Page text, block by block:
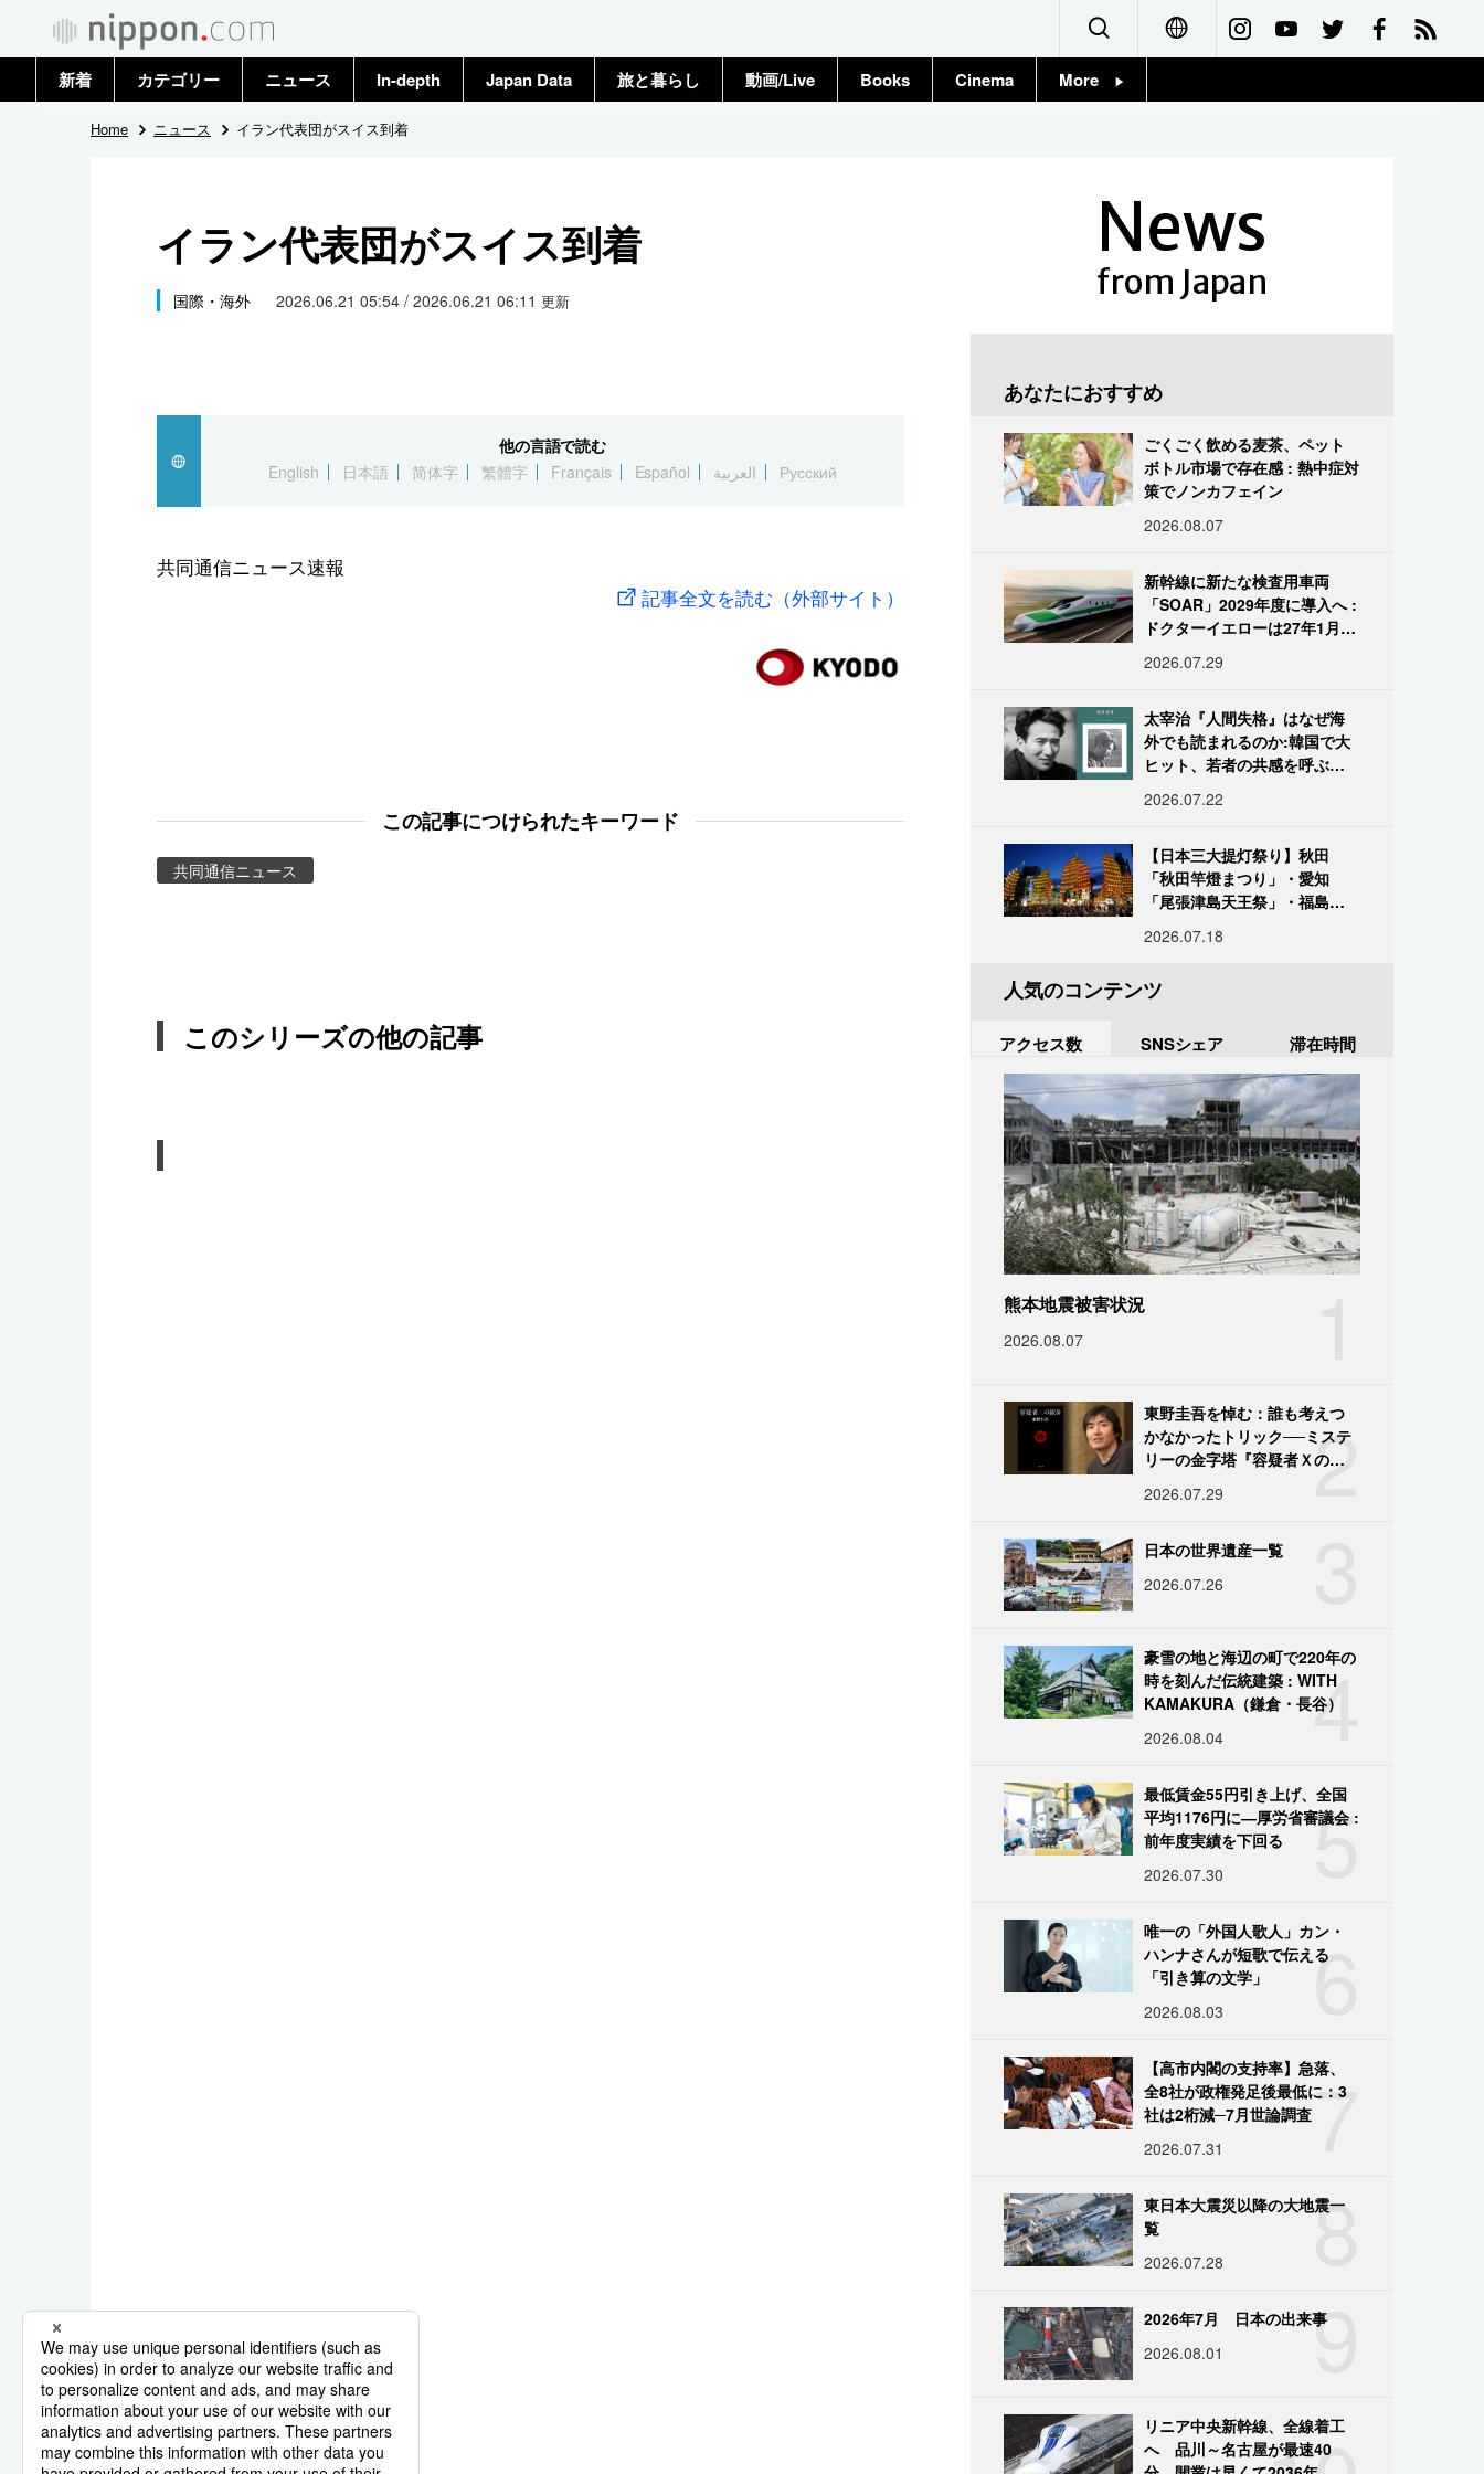
Français
新着 カテゴリー
政治・外交
国際
科学・技術
暮らし
ニュース
トップ
In-depth Japan Data 旅と暮らし 動画/Live Books Cinema More
Home ニュース イラン代表団がスイス到着
イラン代表団がスイス到着
国際・海外 2026.06.21 05:54 / 2026.06.21 06:11 更新
他の言語で読む
English
日本語 简体字 繁體字 Français Español العربية Русский
共同通信ニュース速報
記事全文を読む（外部サイト）
この記事につけられたキーワード
共同通信ニュース
このシリーズの他の記事
News
from Japan
あなたにおすすめ
ごくごく飲める麦茶、ペット
ボトル市場で存在感 : 熱中症対
策でノンカフェイン
2026.08.07
新幹線に新たな検査用車両
「SOAR」2029年度に導入へ :
ドクターイエローは27年1月に
2026.07.29
太宰治『人間失格』はなぜ海
外でも読まれるのか:韓国で大
ヒット、若者の共感を呼ぶ
2026.07.22
【日本三大提灯祭り】秋田
「秋田竿燈まつり」・愛知
「尾張津島天王祭」・福島
だしい灯火が夜空を照らす光
2026.07.18
人気のコンテンツ
アクセス数 SNSシェア 滞在時間
熊本地震被害状況
2026.08.07
2
東野圭吾を悼む：誰も考えつ
かなかったトリック──ミステ
リーの金字塔『容疑者Ｘの献
2026.07.29
日本の世界遺産一覧
2026.07.26
4
豪雪の地と海辺の町で220年の
時を刻んだ伝統建築 : WITH
KAMAKURA（鎌倉・長谷）
2026.08.04
5
最低賃金55円引き上げ、全国
平均1176円に―厚労省審議会 :
前年度実績を下回る
2026.07.30
6
唯一の「外国人歌人」カン・
ハンナさんが短歌で伝える
「引き算の文学」
2026.08.03
7
【高市内閣の支持率】急落、
全8社が政権発足後最低に：3
社は2桁減─7月世論調査
2026.07.31
8
東日本大震災以降の大地震一
覧
2026.07.28
9
2026年7月 日本の出来事
2026.08.01
リニア中央新幹線、全線着工
へ 品川～名古屋が最速40